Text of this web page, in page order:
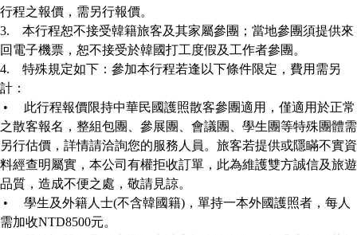
行程之報價，需另行報價。
3.
本行程恕不接受韓籍旅客及其家屬參團；當地參團須提供來
回電子機票，恕不接受於韓國打工度假及工作者參團。
4.
特殊規定如下：參加本行程若逢以下條件限定，費用需另
計：
•
此行程報價限持中華民國護照散客參團適用，僅適用於正常
之散客報名，整組包團、參展團、會議團、學生團等特殊團體需
另行估價，詳情請洽詢您的服務人員。旅客若提供或隱瞞不實資
料經查明屬實，本公司有權拒收訂單，此為維護雙方誠信及旅遊
品質，造成不便之處，敬請見諒。
•
學生及外籍人士(不含韓國籍) ，單持一本外國護照者，每人
需加收NTD8500元。